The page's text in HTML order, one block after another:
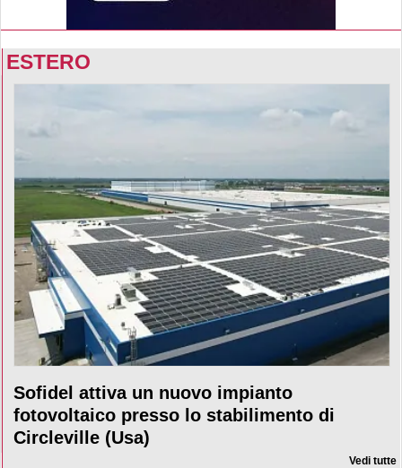
ESTERO
Sofidel attiva un nuovo impianto
fotovoltaico presso lo stabilimento di
Circleville (Usa)
Vedi tutte